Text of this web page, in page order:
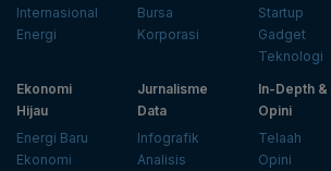
Internasional
Energi
Bursa
Korporasi
Startup
Gadget
Teknologi
Ekonomi
Hijau
Energi Baru
Ekonomi
Jurnalisme
Data
Infografik
Analisis
In-Depth &
Opini
Telaah
Opini